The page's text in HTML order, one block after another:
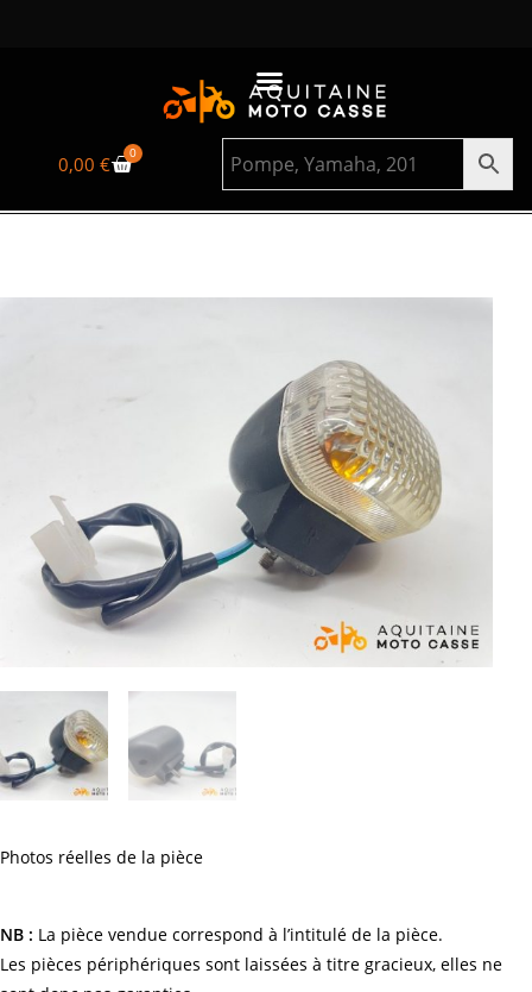
0,00€ 0
Photos réelles de la pièce
NB : La pièce vendue correspond à l’intitulé de la pièce.
Les pièces périphériques sont laissées à titre gracieux, elles ne